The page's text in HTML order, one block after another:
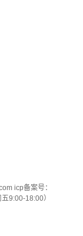
icp备案号：
9:00-18:00）